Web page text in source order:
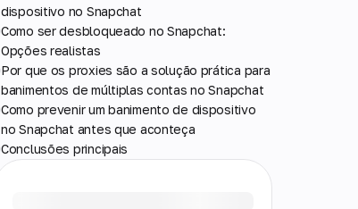
dispositivo no Snapchat
Como ser desbloqueado no Snapchat:
Opções realistas
Por que os proxies são a solução prática para
banimentos de múltiplas contas no Snapchat
Como prevenir um banimento de dispositivo
no Snapchat antes que aconteça
Conclusões principais